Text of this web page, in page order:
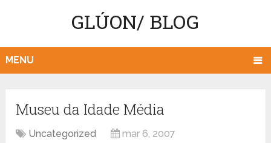
GLÚON/ BLOG
MENU
Museu da Idade Média
Uncategorized mar 6, 2007